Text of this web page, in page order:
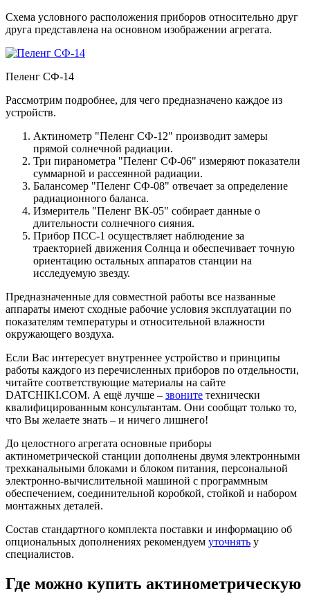
Схема условного расположения приборов относительно друг
друга представлена на основном изображении агрегата.
Пеленг СФ-14
Рассмотрим подробнее, для чего предназначено каждое из
устройств.
Актинометр "Пеленг СФ-12" производит замеры
прямой солнечной радиации.
Три пиранометра "Пеленг СФ-06" измеряют показатели
суммарной и рассеянной радиации.
Балансомер "Пеленг СФ-08" отвечает за определение
радиационного баланса.
Измеритель "Пеленг ВК-05" собирает данные о
длительности солнечного сияния.
Прибор ПСС-1 осуществляет наблюдение за
траекторией движения Солнца и обеспечивает точную
ориентацию остальных аппаратов станции на
исследуемую звезду.
Предназначенные для совместной работы все названные
аппараты имеют сходные рабочие условия эксплуатации по
показателям температуры и относительной влажности
окружающего воздуха.
Если Вас интересует внутреннее устройство и принципы
работы каждого из перечисленных приборов по отдельности,
читайте соответствующие материалы на сайте
DATCHIKI.COM. А ещё лучше – звоните технически
квалифицированным консультантам. Они сообщат только то,
что Вы желаете знать – и ничего лишнего!
До целостного агрегата основные приборы
актинометрической станции дополнены двумя электронными
трехканальными блоками и блоком питания, персональной
электронно-вычислительной машиной с программным
обеспечением, соединительной коробкой, стойкой и набором
монтажных деталей.
Состав стандартного комплекта поставки и информацию об
опциональных дополнениях рекомендуем уточнять у
специалистов.
Где можно купить актинометрическую